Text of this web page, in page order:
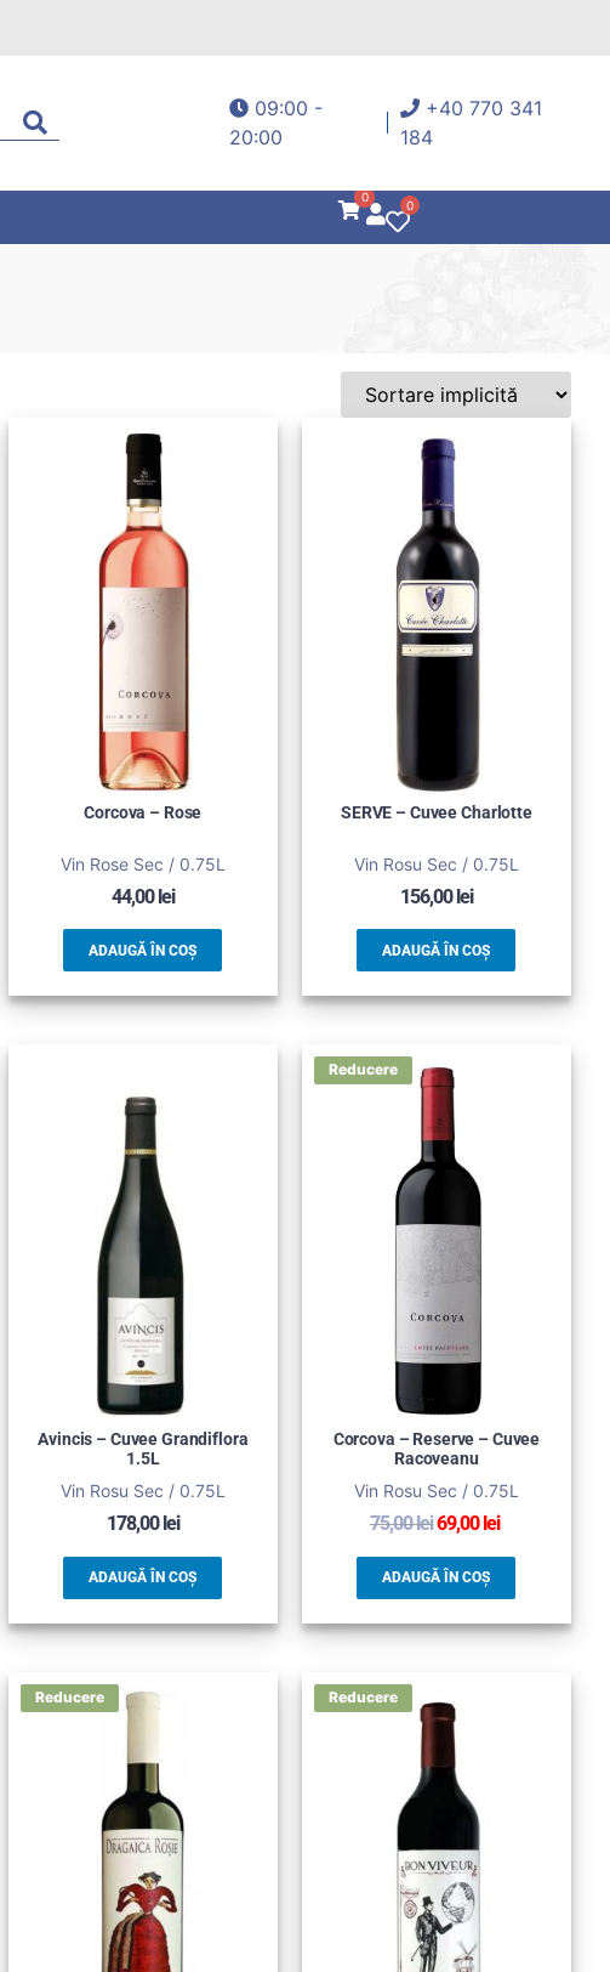
09:00 -
20:00
+40 770 341
184
0
0
Corcova – Rose
Vin Rose Sec / 0.75L
44,00lei
ADAUGĂ ÎN COȘ
SERVE – Cuvee Charlotte
Vin Rosu Sec / 0.75L
156,00lei
ADAUGĂ ÎN COȘ
Avincis – Cuvee Grandiflora
1.5L
Vin Rosu Sec / 0.75L
178,00 lei
ADAUGĂ ÎN COȘ
Corcova – Reserve – Cuvee
Racoveanu
Vin Rosu Sec / 0.75L
75,00lei69,00 lei
ADAUGĂ ÎN COȘ